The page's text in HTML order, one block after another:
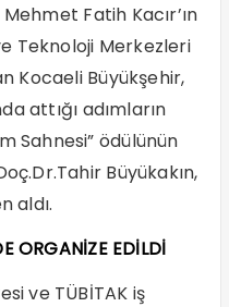
Fatih Kacır’ın
Teknoloji Merkezleri
Kocaeli Büyükşehir,
attığı adımların
Sahnesi” ödülünün
Büyükakın,
aldı.
ORGANİZE EDİLDİ
ve TÜBİTAK iş